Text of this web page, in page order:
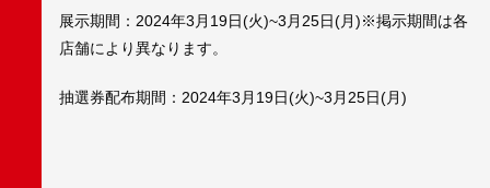
展示期間：2024年3月19日(火)~3月25日(月)※掲示期間は各
店舗により異なります。
抽選券配布期間：2024年3月19日(火)~3月25日(月)